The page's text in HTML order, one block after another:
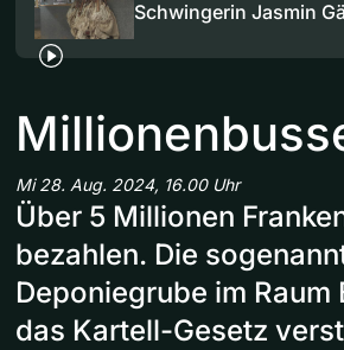
Schwingerin Jasmin
Mi 28. Aug. 2024, 16.00 Uhr
Über 5 Millionen
bezahlen. Die
Deponiegrube im
das Kartell-Gesetz